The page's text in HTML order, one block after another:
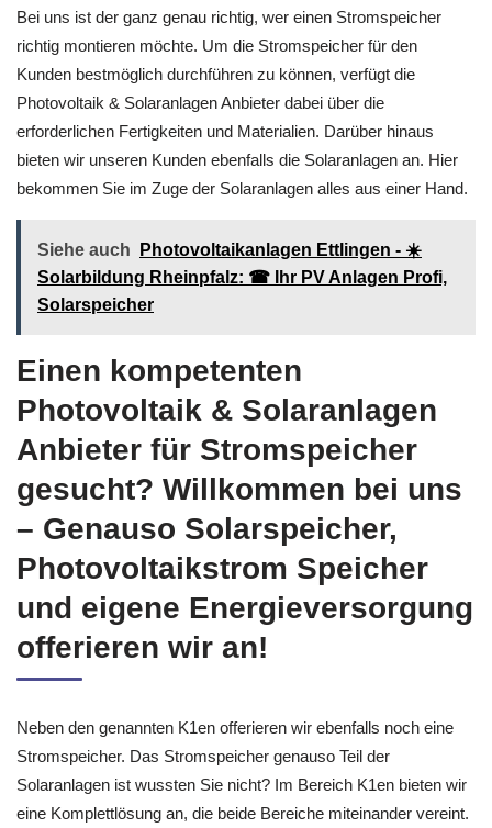
Bei uns ist der ganz genau richtig, wer einen Stromspeicher
richtig montieren möchte. Um die Stromspeicher für den
Kunden bestmöglich durchführen zu können, verfügt die
Photovoltaik & Solaranlagen Anbieter dabei über die
erforderlichen Fertigkeiten und Materialien. Darüber hinaus
bieten wir unseren Kunden ebenfalls die Solaranlagen an. Hier
bekommen Sie im Zuge der Solaranlagen alles aus einer Hand.
Siehe auch
Photovoltaikanlagen Ettlingen - ☀️
Solarbildung Rheinpfalz: ☎ Ihr PV Anlagen Profi,
Solarspeicher
Einen kompetenten
Photovoltaik & Solaranlagen
Anbieter für Stromspeicher
gesucht? Willkommen bei uns
– Genauso Solarspeicher,
Photovoltaikstrom Speicher
und eigene Energieversorgung
offerieren wir an!
Neben den genannten K1en offerieren wir ebenfalls noch eine
Stromspeicher. Das Stromspeicher genauso Teil der
Solaranlagen ist wussten Sie nicht? Im Bereich K1en bieten wir
eine Komplettlösung an, die beide Bereiche miteinander vereint.